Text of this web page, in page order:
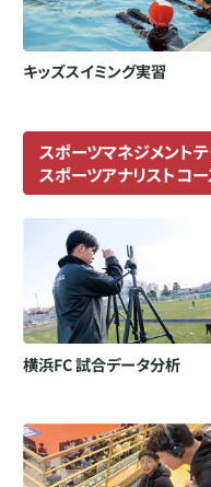
キッズスイミング実習
スポーツマネジメント
スポーツアナリストコー
横浜FC 試合データ分析